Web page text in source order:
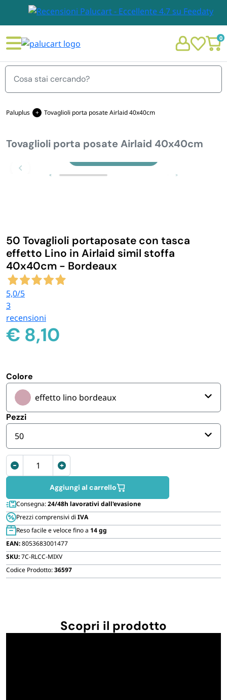
0
Menu
STOVIGLIE E TOVAGLIOLI
IGIENE E PULIZIA
CASA E PERSONA
PERSONA E MEDICALI
PET
FORNITURE SETTORE HO.RE.CA
BIODEGRADABILE
Paluplus Tovaglioli porta posate Airlaid 40x40cm
Tovaglioli porta posate Airlaid 40x40cm
Zoom
50 Tovaglioli portaposate con tasca
effetto Lino in Airlaid simil stoffa
40x40cm - Bordeaux
5,0/5
3
recensioni
€ 8,10
Colore
effetto lino bordeaux
Pezzi
50
Tovaglioli
porta
Airlaid
40x40cm
quantità
Aggiungi al carrello
Consegna:24/48h lavorativi dall'evasione
Prezzi comprensivi di IVA
Reso facile e veloce fino a 14 gg
EAN:8053683001477
SKU:7C-RLCC-MIXV
Codice Prodotto:36597
Scopri il prodotto